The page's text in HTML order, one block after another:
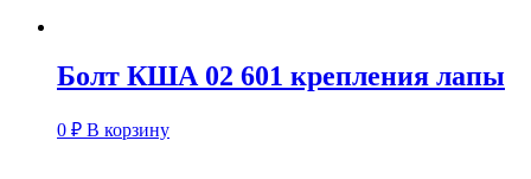
Болт КША 02 601 крепления лапы
0 ₽ В корзину